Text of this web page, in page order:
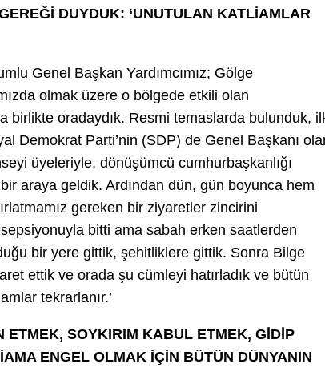
DUYDUK: ‘UNUTULAN KATLİAMLAR
Genel Başkan Yardımcımız; Gölge
olmak üzere o bölgede etkili olan
birlikte oradaydık. Resmi temaslarda bulunduk,
Demokrat Parti’nin (SDP) de Genel Başkanı
üyeleriyle, dönüşümcü cumhurbaşkanlığı
araya geldik. Ardından dün, gün boyunca hem
gereken bir ziyaretler zincirini
bitti ama sabah erken saatlerden
bir yere gittik, şehitliklere gittik. Sonra Bilge
ettik ve orada şu cümleyi hatırladık ve bütün
tekrarlanır.’
SOYKIRIM KABUL ETMEK, GİDİP
ENGEL OLMAK İÇİN BÜTÜN DÜNYANIN